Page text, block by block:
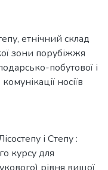
, етнічний склад
зони порубіжжя
побутової і
носіїв
і Степу :
курсу для